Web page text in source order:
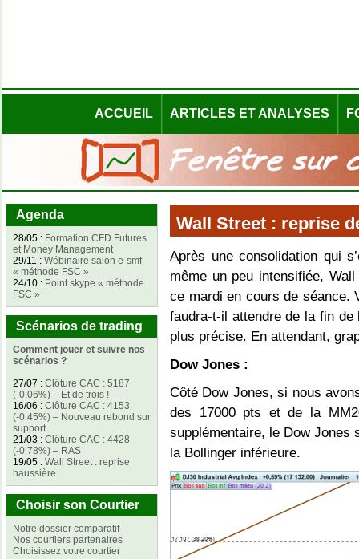
ACCUEIL ARTICLES ET ANALYSES
Agenda
28/05 : Formation CFD Futures
et Money Management
29/11 : Wébinaire salon e-smf
« méthode FSC »
24/10 : Point skype « méthode
FSC »
Scénarios de trading
Comment jouer et suivre nos
scénarios ?
27/07 : Clôture CAC : 5187
(-0.06%) – Et de trois !
16/06 : Clôture CAC : 4153
(-0.45%) – Nouveau rebond sur
support
21/03 : Clôture CAC : 4428
(-0.78%) – RAS
19/05 : Wall Street : reprise
haussière
Choisir son Courtier
Notre dossier comparatif
Nos courtiers partenaires
Choisissez votre courtier
Wall Street : reprise
Après une consolidation qui
même un peu intensifiée,
ce mardi en cours de séance.
faudra-t-il attendre de la fin
plus précise. En attendant,
Dow Jones :
Côté Dow Jones, si nous
des 17000 pts et de la
supplémentaire, le Dow Jones
la Bollinger inférieure.